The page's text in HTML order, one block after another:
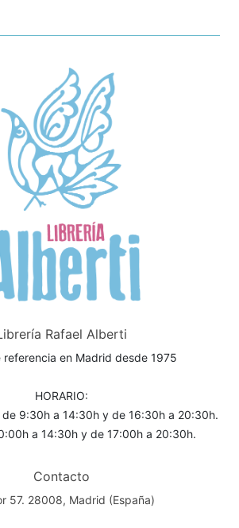
Rafael Alberti
referencia en Madrid desde 1975
HORARIO:
de 9:30h a 14:30h y de 16:30h a 20:30h.
a 14:30h y de 17:00h a 20:30h.
Contacto
57. 28008, Madrid (España)